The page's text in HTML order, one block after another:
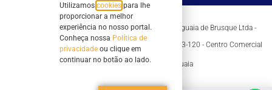
Todos os direitos reservados - Sociedade Rádio Araguaia de Brusque Ltda -
CNPJ 82.983.230/0001-82
Mathilde Hoffmann, 66 - Centro II, Brusque, SC - 88353-120 - Centro Comercial
Geschäftshaus - Sl 21/22
Copyright © 2026 | Rádio Araguaia
Utilizamos cookies para lhe
proporcionar a melhor
experiência no nosso portal.
Conheça nossa Política de
privacidade ou clique em
continuar no botão ao lado.